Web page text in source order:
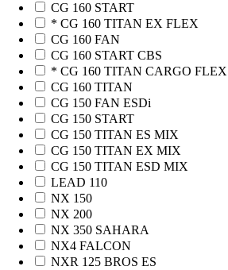
CG 160 START
* CG 160 TITAN EX FLEX
CG 160 FAN
CG 160 START CBS
* CG 160 TITAN CARGO FLEX
CG 160 TITAN
CG 150 FAN ESDi
CG 150 START
CG 150 TITAN ES MIX
CG 150 TITAN EX MIX
CG 150 TITAN ESD MIX
LEAD 110
NX 150
NX 200
NX 350 SAHARA
NX4 FALCON
NXR 125 BROS ES